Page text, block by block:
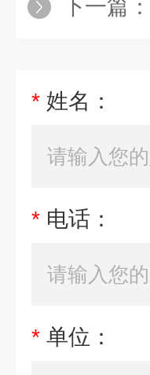
下一篇：
* 姓名：
* 电话：
* 单位：